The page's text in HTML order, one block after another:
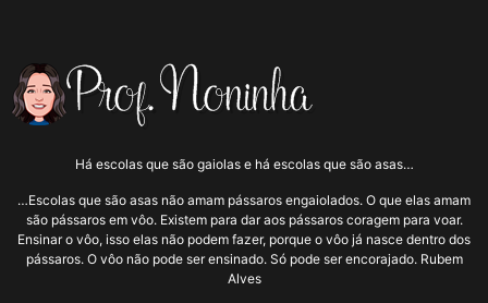
Há escolas que são gaiolas e há escolas que são asas…
…Escolas que são asas não amam pássaros engaiolados. O que elas amam
são pássaros em vôo. Existem para dar aos pássaros coragem para voar.
Ensinar o vôo, isso elas não podem fazer, porque o vôo já nasce dentro dos
pássaros. O vôo não pode ser ensinado. Só pode ser encorajado. Rubem
Alves